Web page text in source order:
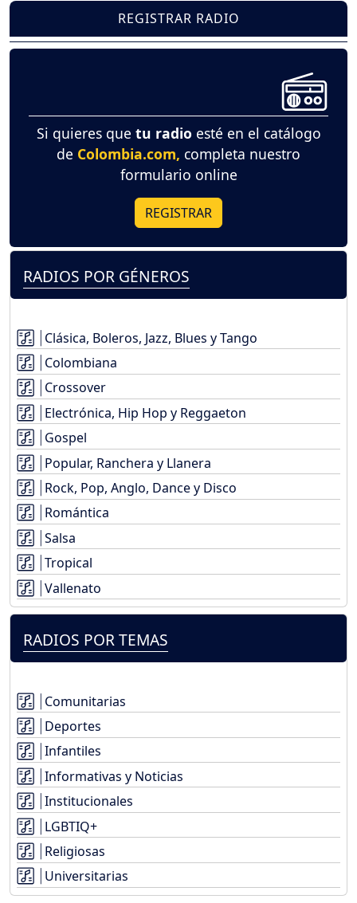
REGISTRAR RADIO
Si quieres que tu radio esté en el catálogo
de Colombia.com, completa nuestro
formulario online
REGISTRAR
RADIOS POR GÉNEROS
Clásica, Boleros, Jazz, Blues y Tango
Colombiana
Crossover
Electrónica, Hip Hop y Reggaeton
Gospel
Popular, Ranchera y Llanera
Rock, Pop, Anglo, Dance y Disco
Romántica
Salsa
Tropical
Vallenato
RADIOS POR TEMAS
Comunitarias
Deportes
Infantiles
Informativas y Noticias
Institucionales
LGBTIQ+
Religiosas
Universitarias